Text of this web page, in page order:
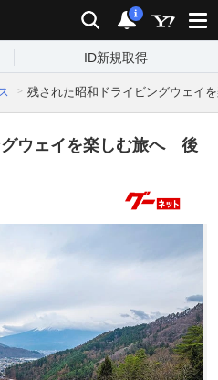
検索 通知
i
ID新規取得
残された昭和ドライビングウェイ
ウェイを楽しむ旅へ 後